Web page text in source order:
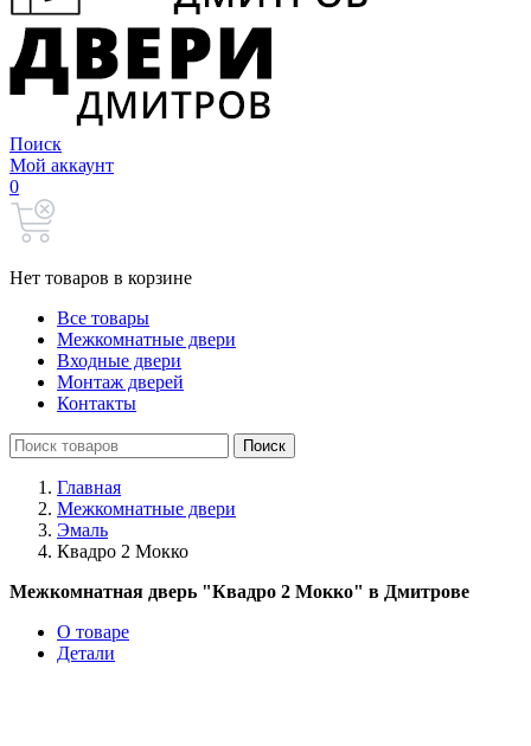
Поиск
Мой аккаунт
0
Нет товаров в корзине
Все товары
Межкомнатные двери
Входные двери
Монтаж дверей
Контакты
Search
for:
Поиск
Главная
Межкомнатные двери
Эмаль
Квадро 2 Мокко
Межкомнатная дверь "Квадро 2 Мокко" в Дмитрове
О товаре
Детали